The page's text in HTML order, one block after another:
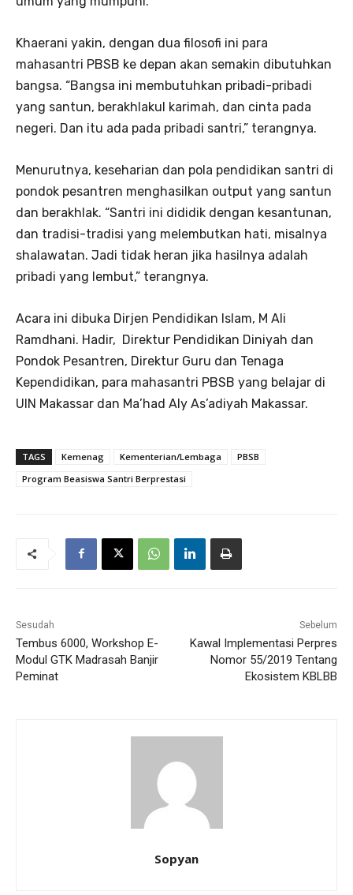
Khaerani yakin, dengan dua filosofi ini para
mahasantri PBSB ke depan akan semakin dibutuhkan
bangsa. “Bangsa ini membutuhkan pribadi-pribadi
yang santun, berakhlakul karimah, dan cinta pada
negeri. Dan itu ada pada pribadi santri,” terangnya.
Menurutnya, keseharian dan pola pendidikan santri di
pondok pesantren menghasilkan output yang santun
dan berakhlak. “Santri ini dididik dengan kesantunan,
dan tradisi-tradisi yang melembutkan hati, misalnya
shalawatan. Jadi tidak heran jika hasilnya adalah
pribadi yang lembut,” terangnya.
Acara ini dibuka Dirjen Pendidikan Islam, M Ali
Ramdhani. Hadir, Direktur Pendidikan Diniyah dan
Pondok Pesantren, Direktur Guru dan Tenaga
Kependidikan, para mahasantri PBSB yang belajar di
UIN Makassar dan Ma’had Aly As’adiyah Makassar.
TAGS Kemenag Kementerian/Lembaga
PBSB
Program Beasiswa Santri Berprestasi
Sesudah
Tembus 6000, Workshop E-
Modul GTK Madrasah Banjir
Peminat
Sebelum
Kawal Implementasi Perpres
Nomor 55/2019 Tentang
Ekosistem KBLBB
Sopyan